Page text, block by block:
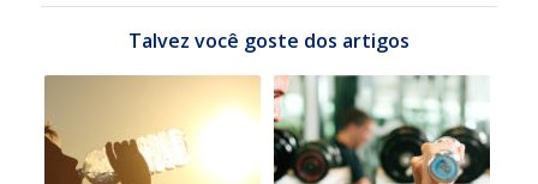
Talvez você goste dos artigos